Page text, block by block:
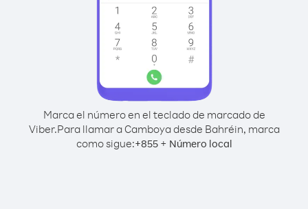
Marca el número en el teclado de marcado de
Viber.Para llamar a Camboya desde Bahréin, marca
como sigue:+855+ Número local